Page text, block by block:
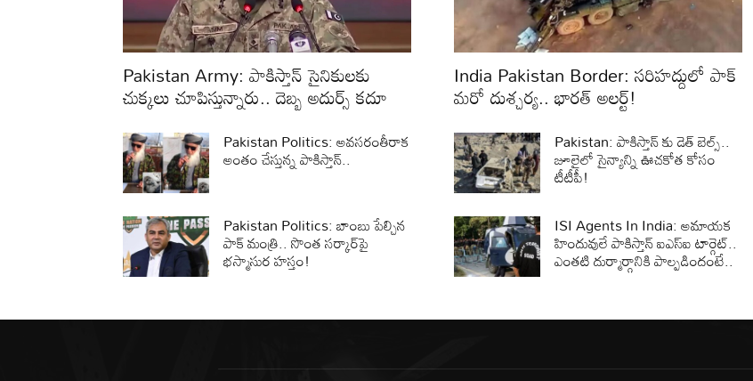
Pakistan Army: పాకిస్తాన్ సైనికులకు
చుక్కలు చూపిస్తున్నారు.. దెబ్బ అదుర్స్ కదూ
India Pakistan Border: సరిహద్దులో పాక్‌
మరో దుశ్చర్య.. భారత్‌ అలర్ట్‌!
Pakistan Politics: అవసరంతీరాక
అంతం చేస్తున్న పాకిస్తాన్‌..
Pakistan: పాకిస్తాన్‌ కు డెత్ బెల్స్..
జూలైలో సైన్యాన్ని ఊచకోత కోసం
టీటీపీ!
Pakistan Politics: బాంబు పేల్చిన
పాక్‌ మంత్రి.. సొంత సర్కార్‌పై
భస్మాసుర హస్తం!
ISI Agents In India: అమాయక
హిందువులే పాకిస్తాన్ ఐఎస్ఐ టార్గెట్..
ఎంతటి దుర్మార్గానికి పాల్పడిందంటే..